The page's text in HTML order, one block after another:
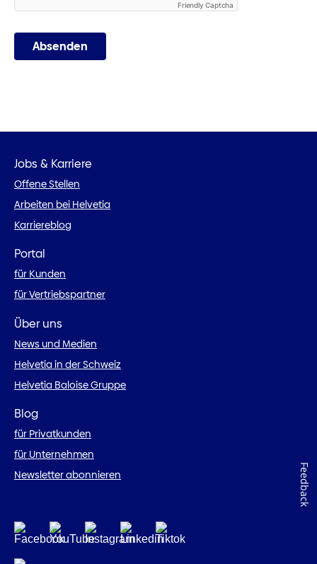
Friendly Captcha
Absenden
Jobs & Karriere
Offene Stellen
Arbeiten bei Helvetia
Karriereblog
Portal
für Kunden
für Vertriebspartner
Über uns
News und Medien
Helvetia in der Schweiz
Helvetia Baloise Gruppe
Blog
für Privatkunden
für Unternehmen
Newsletter abonnieren
Feedback